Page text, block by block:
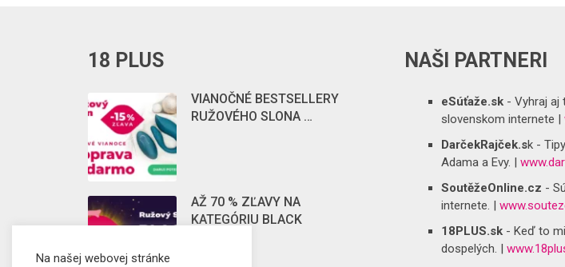
18 PLUS
VIANOČNÉ BESTSELLERY
RUŽOVÉHO SLONA …
AŽ 70 % ZĽAVY NA
KATEGÓRIU BLACK
NAŠI PARTNERI
eSúťaže.sk- Vyhraj aj
slovenskom internete |
DarčekRajček.sk -
Adama a Evy. |
SoutěžeOnline.cz -
internete. |
18PLUS.sk- Keď to
dospelých. |
Na našej webovej stránke